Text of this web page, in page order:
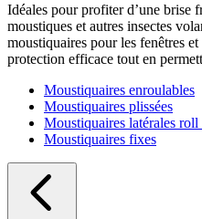
Idéales pour profiter d’une brise
moustiques et autres insectes
moustiquaires pour les fenêtres
protection efficace tout en
Moustiquaires enroulables
Moustiquaires plissées
Moustiquaires latérales roll
Moustiquaires fixes